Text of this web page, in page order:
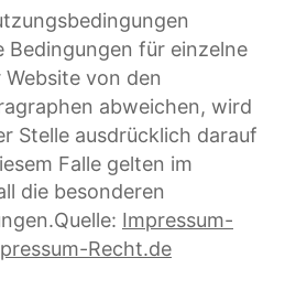
Bedingungen für einzelne
von den
abweichen, wird
Stelle ausdrücklich darauf
Falle gelten im
die besonderen
Impressum-
Recht.de